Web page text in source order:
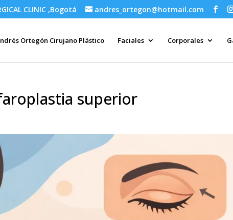
CLINIC ,Bogotá andres_ortegon@hotmail.com
Ortegón Cirujano Plástico Faciales Corporales
superior